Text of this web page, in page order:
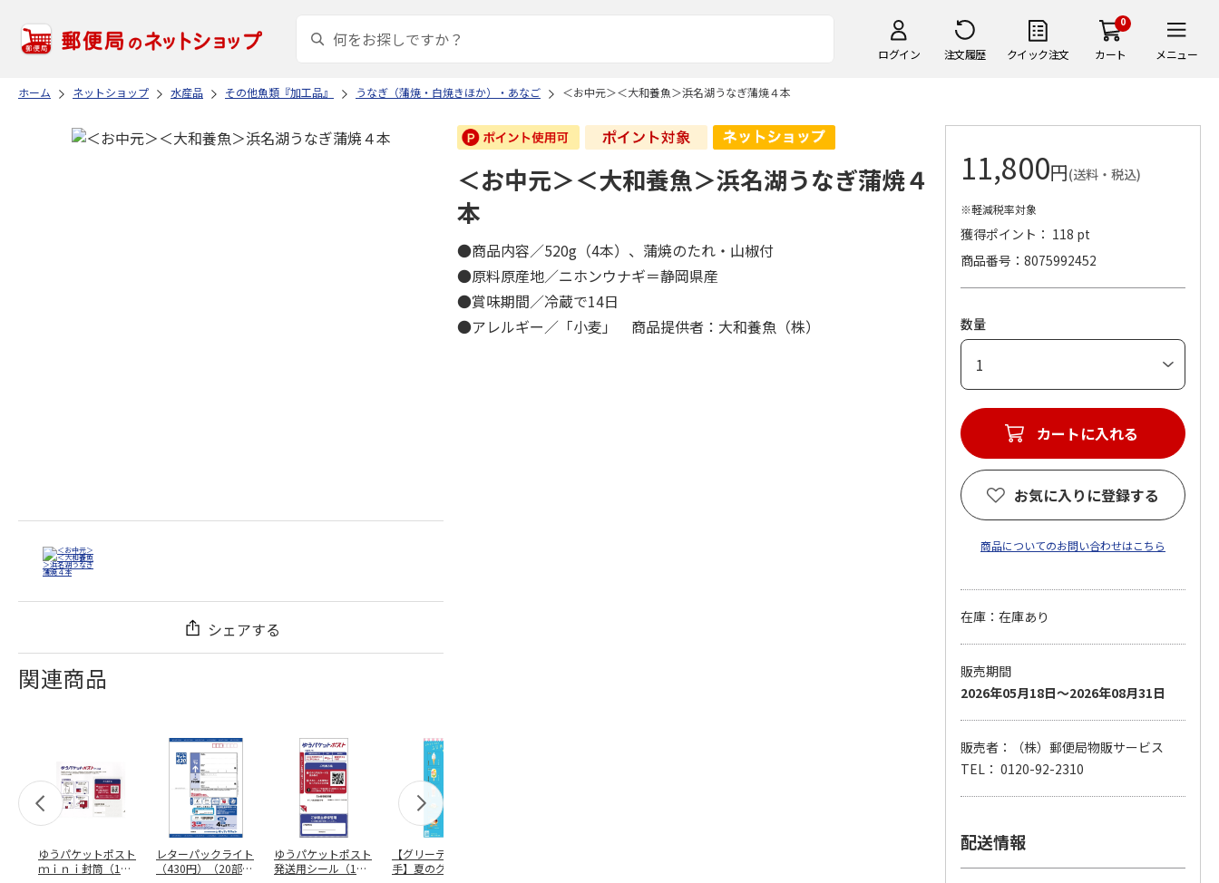
ログイン 注文履歴 クイック注文
0
カート メニュー
ホーム ネットショップ 水産品 その他魚類『加工品』 うなぎ（蒲焼・白焼きほか）・あなご ＜お中元＞＜大和養魚＞浜名湖うなぎ蒲焼４本
シェアする
関連商品
ゆうパケットポスト
ｍｉｎｉ封筒（1個
レターパックライト
（430円）（20部セ
ゆうパケットポスト
発送用シール（1個
【グリーティング切
手】夏のグリーティ
手】ハッピーグリー
【グリーティング切
手】グリーティング
通切手・千鳥（1シ
＜お中元＞＜大和養魚＞浜名湖うなぎ蒲焼４
本
●商品内容／520g（4本）、蒲焼のたれ・山椒付
●原料原産地／ニホンウナギ＝静岡県産
●賞味期間／冷蔵で14日
●アレルギー／「小麦」 商品提供者：大和養魚（株）
11,800円(送料・税込)
※軽減税率対象
獲得ポイント： 118 pt
商品番号
8075992452
数量
カートに入れる
お気に入りに登録する
商品についてのお問い合わせはこちら
在庫：在庫あり
販売期間
2026年05月18日～2026年08月31日
販売者：（株）郵便局物販サービス
TEL： 0120-92-2310
配送情報